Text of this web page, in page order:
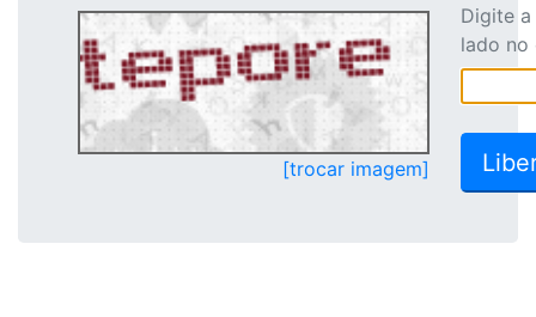
[trocar imagem]
Digite
lado no